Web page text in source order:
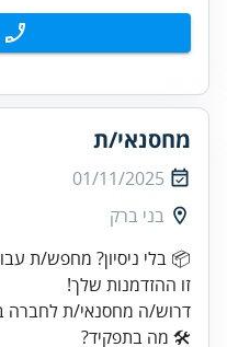
מחסנאי/ת
01/11/2025
בני ברק